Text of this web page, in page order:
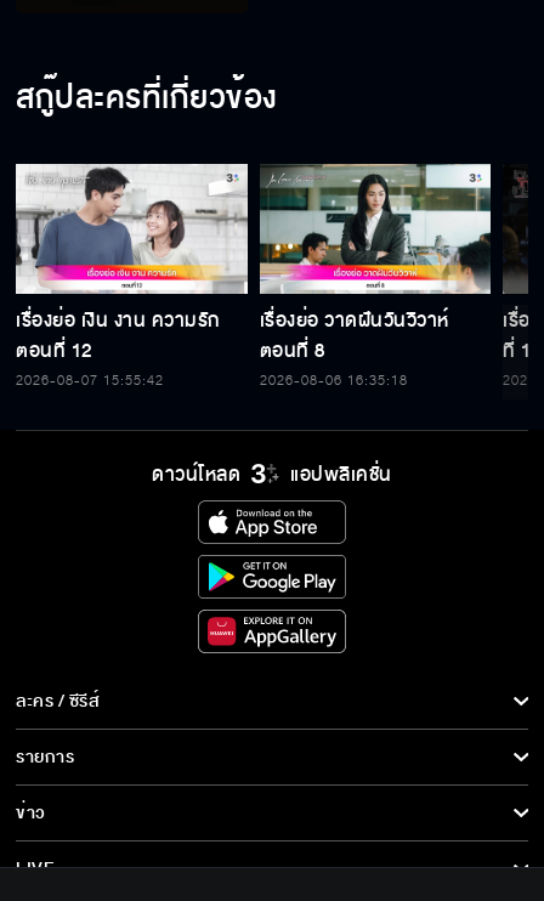
สกู๊ปละครที่เกี่ยวข้อง
เรื่องย่อ เงิน งาน ความรัก
ตอนที่ 12
2026-08-07 15:55:42
เรื่องย่อ วาดฝันวันวิวาห์
ตอนที่ 8
2026-08-06 16:35:18
เรื่อ
ที่ 15
ดาวน์โหลด แอปพลิเคชั่น
ละคร / ซีรีส์
ละคร/ซีรีส์
ซีรีส์นานาชาติ
การ์ตูน & เกม
รายการ
รายการทั้งหมด
ข่าว
ข่าวทั้งหมด
LIVE